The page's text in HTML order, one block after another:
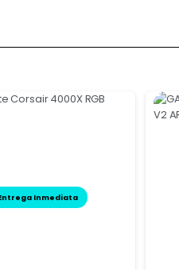
Inmediata